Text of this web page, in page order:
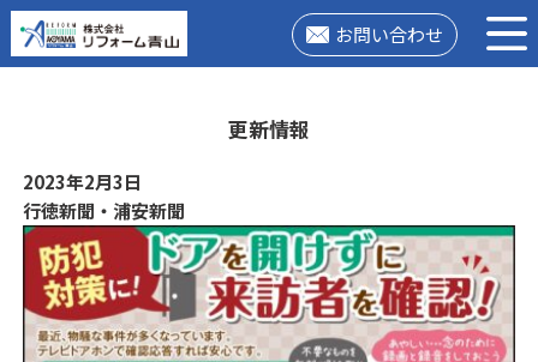
お問い合わせ
更新情報
2023年2月3日
行徳新聞・浦安新聞